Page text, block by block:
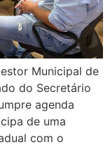
Municipal de
do Secretário
agenda
de uma
com o